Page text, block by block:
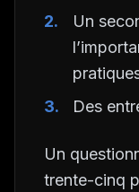
Un
Des
Un
trente-cinq